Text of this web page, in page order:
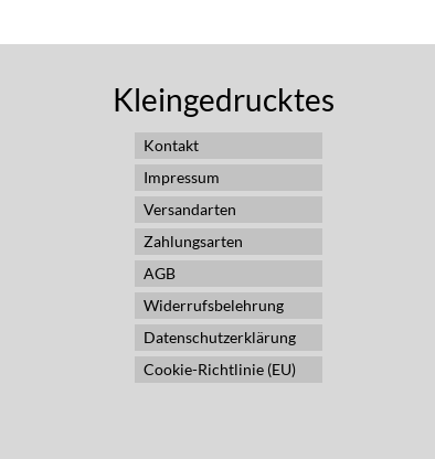
Kleingedrucktes
Kontakt
Impressum
Versandarten
Zahlungsarten
AGB
Widerrufsbelehrung
Datenschutzerklärung
Cookie-Richtlinie (EU)